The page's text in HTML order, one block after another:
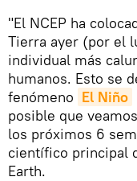
"El NCEP ha
Tierra ayer (por el
individual más
humanos. Esto se
fenómeno El Niño
posible que
los próximos 6
científico principal
Earth.